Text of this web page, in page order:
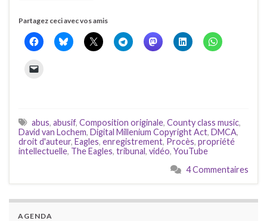
Partagez ceci avec vos amis
abus, abusif, Composition originale, County class music,
David van Lochem, Digital Millenium Copyright Act, DMCA,
droit d'auteur, Eagles, enregistrement, Procès, propriété
intellectuelle, The Eagles, tribunal, vidéo, YouTube
4 Commentaires
AGENDA